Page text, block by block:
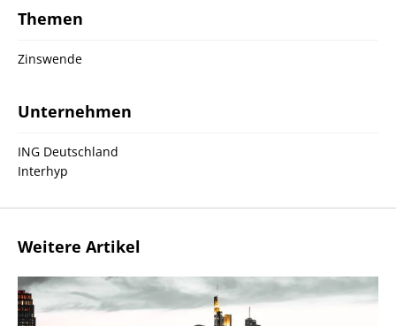
Themen
Zinswende
Unternehmen
ING Deutschland
Interhyp
Weitere Artikel